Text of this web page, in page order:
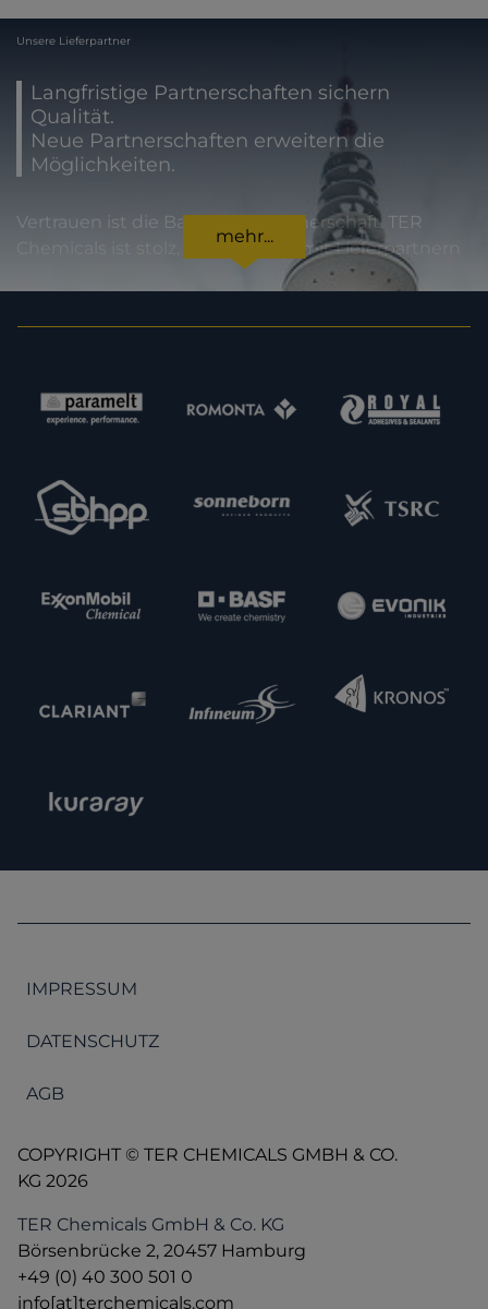
Unsere Lieferpartner
Langfristige Partnerschaften sichern
Qualität.
Neue Partnerschaften erweitern die
Möglichkeiten.
Vertrauen ist die Basis jeder Partnerschaft. TER
Chemicals ist stolz, international mit Lieferpartnern
zusammenzuarbeiten, die für höchste
unsere Kunden bedeutet dies Sicherheit in jeder
termingerechten Lieferung. Im Sinne einer
Erweiterung unserer Kapazitäten und unseres
interessiert, neue potenzielle Lieferpartner
kennenzulernen. Nehmen Sie gern Kontakt zu uns
mehr...
IMPRESSUM
DATENSCHUTZ
AGB
COPYRIGHT © TER CHEMICALS GMBH & CO.
KG 2026
TER Chemicals GmbH & Co. KG
Börsenbrücke 2, 20457 Hamburg
+49 (0) 40 300 501 0
info[at]terchemicals.com